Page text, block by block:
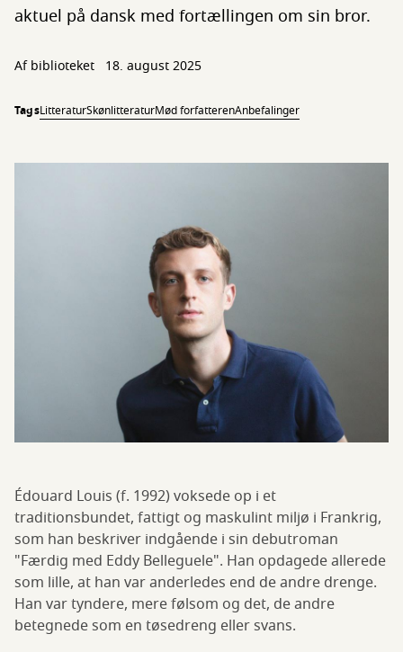
aktuel på dansk med fortællingen om sin bror.
Af biblioteket 18. august 2025
TagsLitteraturSkønlitteraturMød forfatterenAnbefalinger
Édouard Louis (f. 1992) voksede op i et
traditionsbundet, fattigt og maskulint miljø i Frankrig,
som han beskriver indgående i sin debutroman
"Færdig med Eddy Belleguele". Han opdagede allerede
som lille, at han var anderledes end de andre drenge.
Han var tyndere, mere følsom og det, de andre
betegnede som en tøsedreng eller svans.